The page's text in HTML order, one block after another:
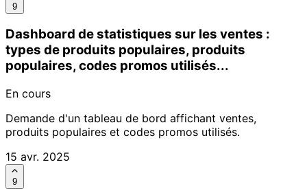
9
Dashboard de statistiques sur les ventes :
types de produits populaires, produits
populaires, codes promos utilisés...
En cours
Demande d'un tableau de bord affichant ventes,
produits populaires et codes promos utilisés.
15 avr. 2025
9